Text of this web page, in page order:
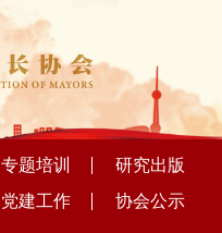
专题培训
研究出版
党建工作
协会公示